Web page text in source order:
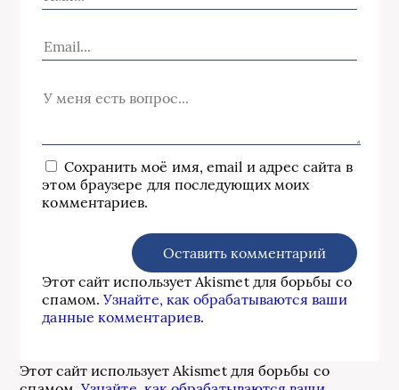
Сохранить моё имя, email и адрес сайта в
этом браузере для последующих моих
комментариев.
Этот сайт использует Akismet для борьбы со
спамом.Узнайте, как обрабатываются ваши
данные комментариев.
Этот сайт использует Akismet для борьбы со